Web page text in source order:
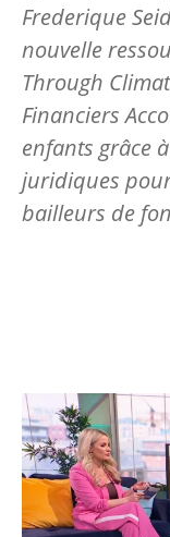
Frederique
nouvelle
Through
Financiers
enfants grâce
juridiques
bailleurs de
Image